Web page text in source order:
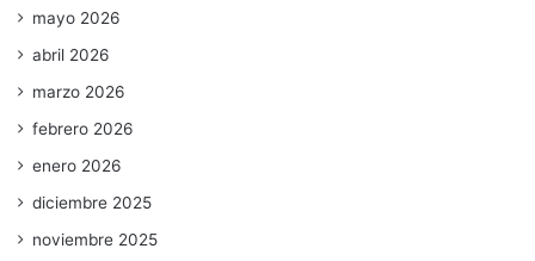
mayo 2026
abril 2026
marzo 2026
febrero 2026
enero 2026
diciembre 2025
noviembre 2025